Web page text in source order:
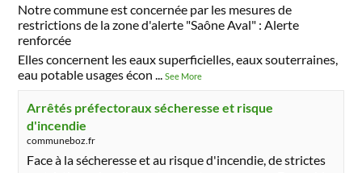
Notre commune est concernée par les mesures de
restrictions de la zone d'alerte "Saône Aval" : Alerte
renforcée
Elles concernent les eaux superficielles, eaux souterraines,
eau potable usages écon ...See More
Arrêtés préfectoraux sécheresse et risque
d'incendie
communeboz.fr
Face à la sécheresse et au risque d'incendie, de strictes